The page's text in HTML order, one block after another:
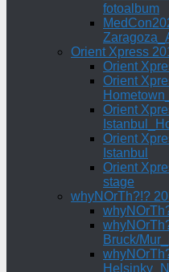
fotoalbum
Orient Xpress
Orient
Orient
Orient
Orient
Istanbul
Orient
stage
whyNOrTh?!?
Bruck/